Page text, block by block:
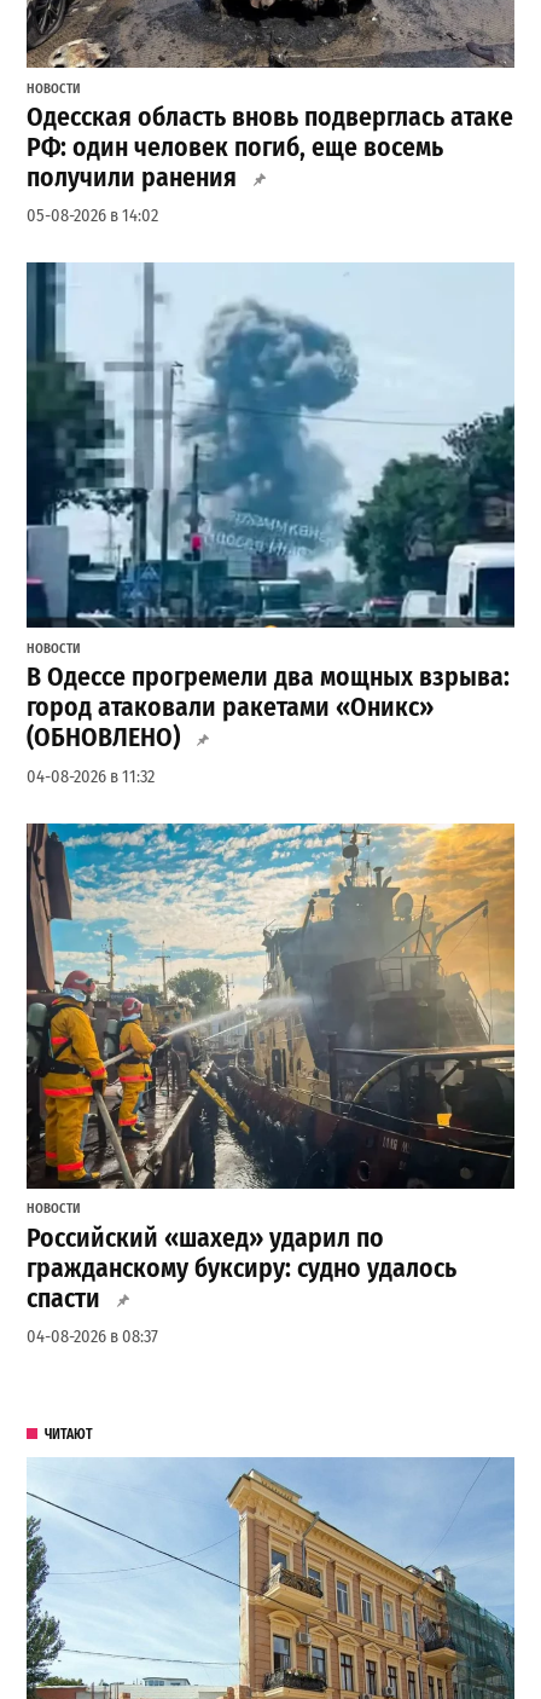
НОВОСТИ
Одесская область вновь подверглась атаке
РФ: один человек погиб, еще восемь
получили ранения
05-08-2026 в 14:02
НОВОСТИ
В Одессе прогремели два мощных взрыва:
город атаковали ракетами «Оникс»
(ОБНОВЛЕНО)
04-08-2026 в 11:32
НОВОСТИ
Российский «шахед» ударил по
гражданскому буксиру: судно удалось
спасти
04-08-2026 в 08:37
ЧИТАЮТ